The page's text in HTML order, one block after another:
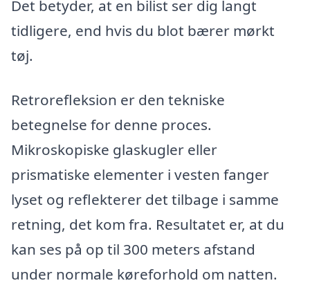
Det betyder, at en bilist ser dig langt
tidligere, end hvis du blot bærer mørkt
tøj.
Retrorefleksion er den tekniske
betegnelse for denne proces.
Mikroskopiske glaskugler eller
prismatiske elementer i vesten fanger
lyset og reflekterer det tilbage i samme
retning, det kom fra. Resultatet er, at du
kan ses på op til 300 meters afstand
under normale køreforhold om natten.